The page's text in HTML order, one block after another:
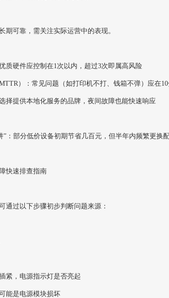
期可靠，需关注实际运营中的表现。
质硬件应控制在1次以内，超过3次即属高风险
）‌：常见问题（如打印机不打、钱箱不弹）应在
择提供本地化服务的品牌，夜间故障也能快速响应
：部分低价设备初期节省几百元，但半年内频繁更换
快速排查指南
通过以下步骤初步判断问题来源：
紧，电源指示灯是否亮起
能是电源模块损坏